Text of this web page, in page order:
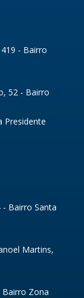
- Bairro
52 - Bairro
Presidente
- Bairro Santa
Martins,
Bairro Zona